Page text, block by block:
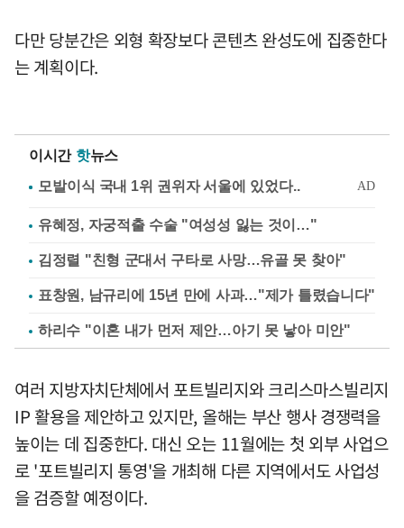
다만 당분간은 외형 확장보다 콘텐츠 완성도에 집중한다
는 계획이다.
이시간 핫뉴스
유혜정, 자궁적출 수술 "여성성 잃는 것이…"
김정렬 "친형 군대서 구타로 사망…유골 못 찾아"
표창원, 남규리에 15년 만에 사과…"제가 틀렸습니다"
하리수 "이혼 내가 먼저 제안…아기 못 낳아 미안"
여러 지방자치단체에서 포트빌리지와 크리스마스빌리지
IP 활용을 제안하고 있지만, 올해는 부산 행사 경쟁력을
높이는 데 집중한다. 대신 오는 11월에는 첫 외부 사업으
로 '포트빌리지 통영'을 개최해 다른 지역에서도 사업성
을 검증할 예정이다.